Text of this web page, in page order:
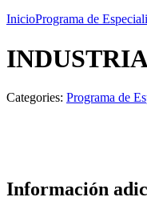
InicioPrograma de
Categories: Programa de
Información